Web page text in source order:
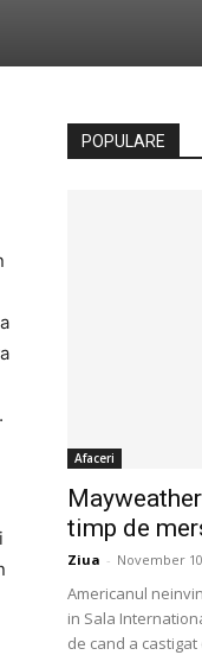
POPULARE
Afaceri
timp de
Ziua - November
Americanul
in Sala
de cand a